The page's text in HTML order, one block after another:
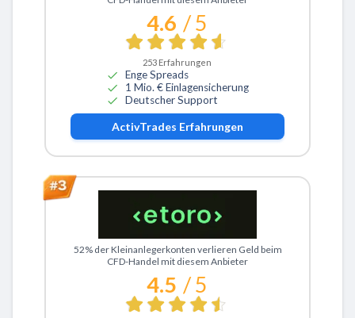
4.6 / 5
253 Erfahrungen
Enge Spreads
1 Mio. € Einlagensicherung
Deutscher Support
ActivTrades Erfahrungen
Zu eToro
52% der Kleinanlegerkonten verlieren Geld beim
CFD-Handel mit diesem Anbieter
4.5 / 5